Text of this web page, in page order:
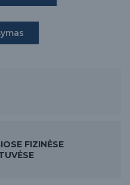
FIZINĖSE